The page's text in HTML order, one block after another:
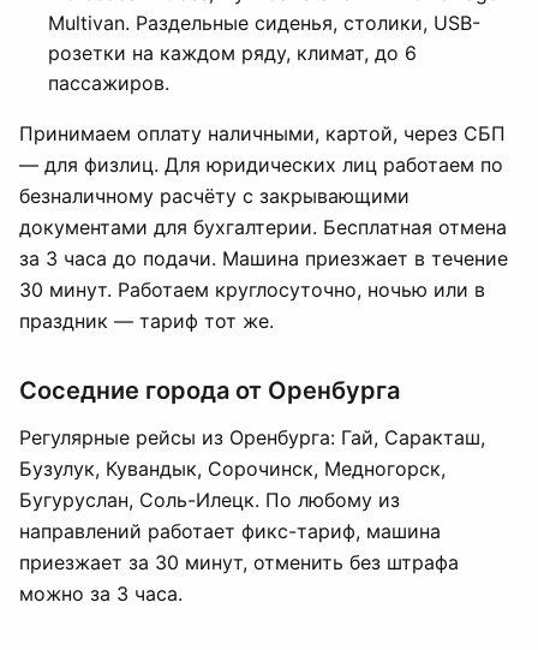
Multivan. Раздельные сиденья, столики, USB-
розетки на каждом ряду, климат, до 6
пассажиров.
Принимаем оплату наличными, картой, через СБП
— для физлиц. Для юридических лиц работаем по
безналичному расчёту с закрывающими
документами для бухгалтерии. Бесплатная отмена
за 3 часа до подачи. Машина приезжает в течение
30 минут. Работаем круглосуточно, ночью или в
праздник — тариф тот же.
Соседние города от Оренбурга
Регулярные рейсы из Оренбурга: Гай, Саракташ,
Бузулук, Кувандык, Сорочинск, Медногорск,
Бугуруслан, Соль-Илецк. По любому из
направлений работает фикс-тариф, машина
приезжает за 30 минут, отменить без штрафа
можно за 3 часа.